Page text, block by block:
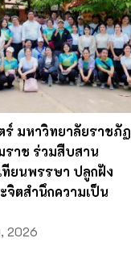
ร์ มหาวิทยาลัยราชภัฏ
ราช ร่วมสืบสาน
ทียนพรรษา ปลูกฝัง
ตสำนึกความเป็น
2026